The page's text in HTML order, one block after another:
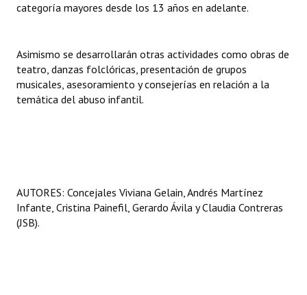
categoría mayores desde los 13 años en adelante.
Asimismo se desarrollarán otras actividades como obras de
teatro, danzas folclóricas, presentación de grupos
musicales, asesoramiento y consejerías en relación a la
temática del abuso infantil.
AUTORES: Concejales Viviana Gelain, Andrés Martínez
Infante, Cristina Painefil, Gerardo Ávila y Claudia Contreras
(JSB).